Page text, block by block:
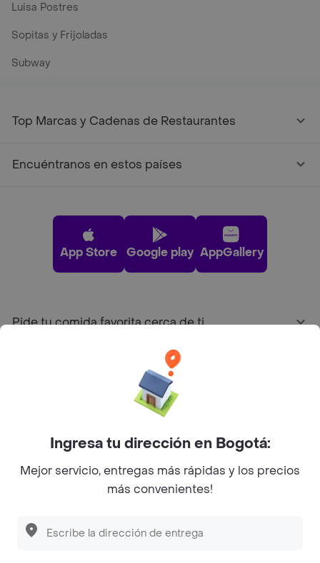
Luisa Postres
Sopitas y Frijoladas
Subway
Top Marcas y Cadenas de Restaurantes
Encuéntranos en estos países
App Store Google play AppGallery
Pide tu comida favorita cerca de ti
Sobre Rappi
Facebook
Twitter
Instagram
©2026Rappi Inc. All rights reserved.
Ingresa tu dirección en Bogotá:
Mejor servicio, entregas más rápidas y los precios
más convenientes!